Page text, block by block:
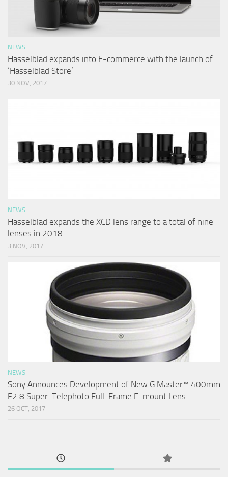
NEWS
Hasselblad expands into E-commerce with the launch of
‘Hasselblad Store’
30 NOV, 2017
NEWS
Hasselblad expands the XCD lens range to a total of nine
lenses in 2018
3 NOV, 2017
NEWS
Sony Announces Development of New G Master™ 400mm
F2.8 Super-Telephoto Full-Frame E-mount Lens
26 OCT, 2017